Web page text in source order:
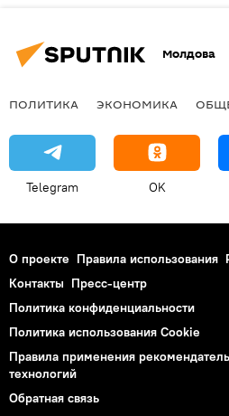
Молдова
ПОЛИТИКА ЭКОНОМИКА
Telegram OK
О проекте Правила использования
Контакты Пресс-центр
Политика конфиденциальности
Политика использования Cookie
Правила применения
технологий
Обратная связь